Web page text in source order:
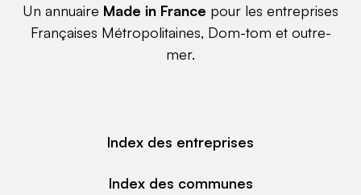
Un annuaire Made in France pour les entreprises
Françaises Métropolitaines, Dom-tom et outre-
mer.
Index des entreprises
Index des communes